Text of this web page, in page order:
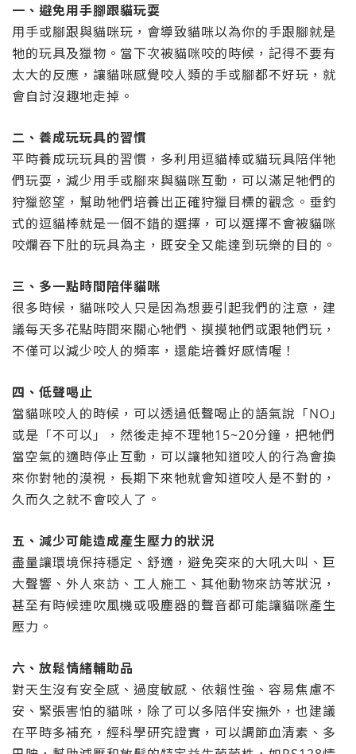
一、避免用手腳跟貓玩耍
用手或腳跟與貓咪玩，會導致貓咪以為你的手跟腳就是
牠的玩具及獵物。當下次被貓咪咬的時候，記得不要有
太大的反應，讓貓咪感覺咬人類的手或腳都不好玩，就
會自討沒趣地走掉。
二、養成玩玩具的習慣
平時養成玩玩具的習慣，多利用逗貓棒或貓玩具陪伴牠
們玩耍，減少用手或腳來與貓咪互動，可以滿足牠們的
狩獵慾望，幫助牠們培養出正確狩獵目標的觀念。垂釣
式的逗貓棒就是一個不錯的選擇，可以選擇不會被貓咪
咬爛吞下肚的玩具為主，既安全又能達到玩樂的目的。
三、多一點時間陪伴貓咪
很多時候，貓咪咬人只是因為想要引起我們的注意，建
議每天多花點時間來關心牠們、摸摸牠們或跟牠們玩，
不僅可以減少咬人的頻率，還能培養好感情喔！
四、低聲喝止
當貓咪咬人的時候，可以透過低聲喝止的語氣說「NO」
或是「不可以」，然後走掉不理牠15~20分鐘，把牠們
當空氣的適時停止互動，可以讓牠知道咬人的行為會換
來你對牠的漠視，長期下來牠就會知道咬人是不對的，
久而久之就不會咬人了。
五、減少可能造成產生壓力的狀況
盡量讓環境保持穩定、舒適，避免突來的大吼大叫、巨
大聲響、外人來訪、工人施工、其他動物來訪等狀況，
甚至有時候連吹風機或吸塵器的聲音都可能讓貓咪產生
壓力。
六、放鬆情緒輔助品
對天生沒有安全感、過度敏感、依賴性強、容易焦慮不
安、緊張害怕的貓咪，除了可以多陪伴安撫外，也建議
在平時多補充，經科學研究證實，可以調節血清素、多